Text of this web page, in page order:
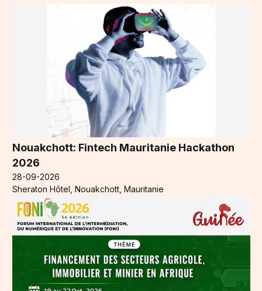
Nouakchott: Fintech Mauritanie Hackathon
2026
28-09-2026
Sheraton Hôtel, Nouakchott, Mauritanie